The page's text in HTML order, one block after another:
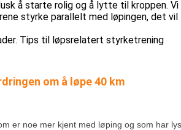
å starte rolig og å lytte til kroppen. Vi
styrke parallelt med løpingen, det vil
Tips til løpsrelatert styrketrening
om å løpe 40 km
er noe mer kjent med løping og som har